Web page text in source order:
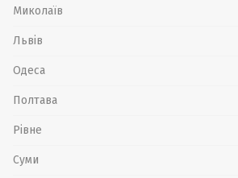
Миколаїв
Львів
Одеса
Полтава
Рівне
Суми